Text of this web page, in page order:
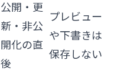
公開・更
新・非公
開化の直
後
プレビュー
や下書きは
保存しない